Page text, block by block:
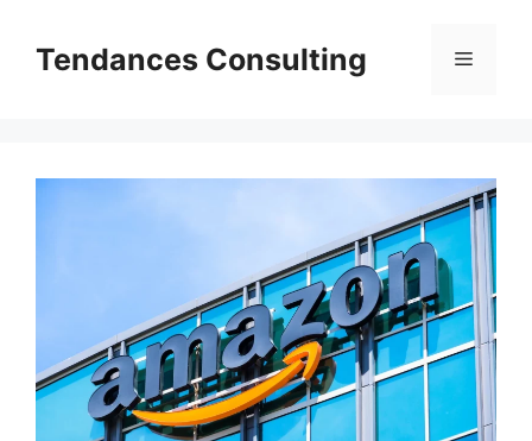
contenuTendances Consulting Menu